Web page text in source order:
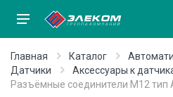
Главная Каталог
Датчики
Аксессуары к
Разъёмные соединители М12 тип